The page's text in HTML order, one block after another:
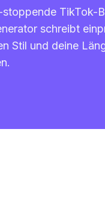
TikTok-
schreibt
Stil und deine